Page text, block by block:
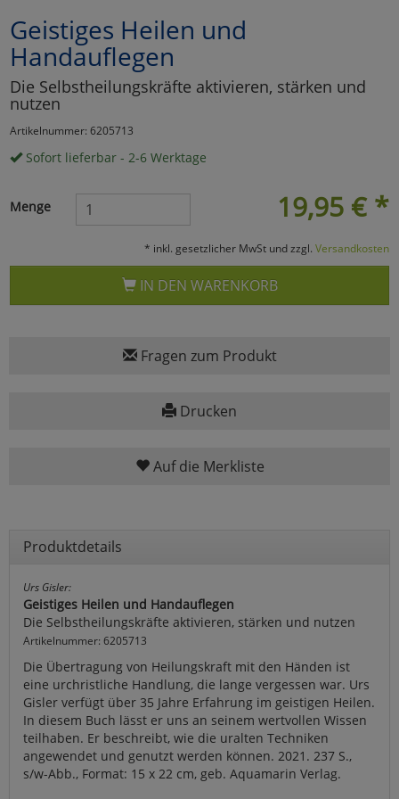
Geistiges Heilen und
Handauflegen
Die Selbstheilungskräfte aktivieren, stärken und
nutzen
Artikelnummer: 6205713
Sofort lieferbar - 2-6 Werktage
19,95 € *
Menge
* inkl. gesetzlicher MwSt und zzgl. Versandkosten
IN DEN WARENKORB
Fragen zum Produkt
Drucken
Auf die Merkliste
Produktdetails
Urs Gisler:
Geistiges Heilen und Handauflegen
Die Selbstheilungskräfte aktivieren, stärken und nutzen
Artikelnummer: 6205713
Die Übertragung von Heilungskraft mit den Händen ist
eine urchristliche Handlung, die lange vergessen war. Urs
Gisler verfügt über 35 Jahre Erfahrung im geistigen Heilen.
In diesem Buch lässt er uns an seinem wertvollen Wissen
teilhaben. Er beschreibt, wie die uralten Techniken
angewendet und genutzt werden können. 2021. 237 S.,
s/w-Abb., Format: 15 x 22 cm, geb. Aquamarin Verlag.
Marketing
Umfragetools
Cookies
Alle Akzeptieren
Einstellungen speichern
zurück